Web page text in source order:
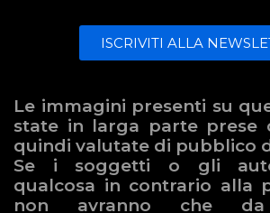
ISCRIVITI ALLA
Le immagini presenti su
state in larga parte prese
quindi valutate di pubblico
Se i soggetti o gli
qualcosa in contrario alla
non avranno che da